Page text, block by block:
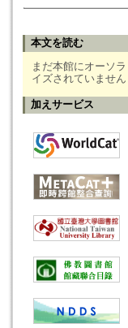
本文を読む
まだ本館にオーソラ
イズされていません
加えサービス